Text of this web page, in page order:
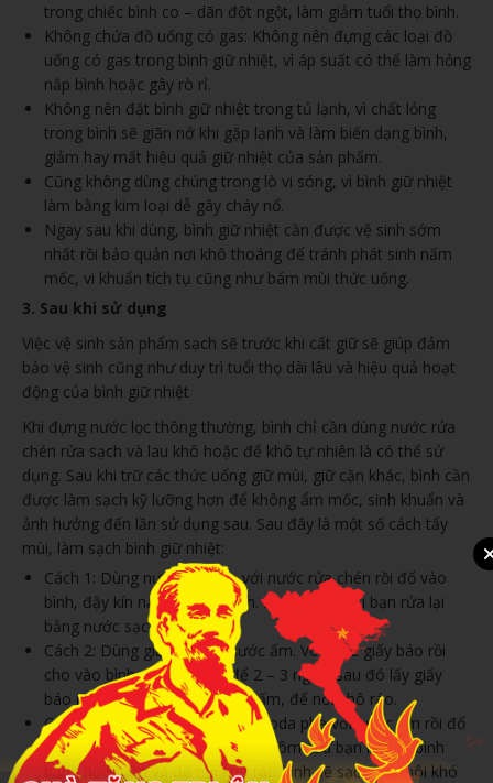
trong chiếc bình co – dãn đột ngột, làm giảm tuổi thọ bình.
Không chứa đồ uống có gas: Không nên đựng các loại đồ
uống có gas trong bình giữ nhiệt, vì áp suất có thể làm hỏng
nắp bình hoặc gây rò rỉ.
Không nên đặt bình giữ nhiệt trong tủ lạnh, vì chất lỏng
trong bình sẽ giãn nở khi gặp lạnh và làm biến dạng bình,
giảm hay mất hiệu quả giữ nhiệt của sản phẩm.
Cũng không dùng chúng trong lò vi sóng, vì bình giữ nhiệt
làm bằng kim loại dễ gây cháy nổ.
Ngay sau khi dùng, bình giữ nhiệt cần được vệ sinh sớm
nhất rồi bảo quản nơi khô thoáng để tránh phát sinh nấm
mốc, vi khuẩn tích tụ cũng như bám mùi thức uống.
3. Sau khi sử dụng
Việc vệ sinh sản phẩm sạch sẽ trước khi cất giữ sẽ giúp đảm
bảo vệ sinh cũng như duy trì tuổi thọ dài lâu và hiệu quả hoạt
động của bình giữ nhiệt
Khi đựng nước lọc thông thường, bình chỉ cần dùng nước rửa
chén rửa sạch và lau khô hoặc để khô tự nhiên là có thể sử
dụng. Sau khi trữ các thức uống giữ mùi, giữ cặn khác, bình cần
được làm sạch kỹ lưỡng hơn để không ẩm mốc, sinh khuẩn và
ảnh hưởng đến lần sử dụng sau. Sau đây là một số cách tẩy
mùi, làm sạch bình giữ nhiệt:
Cách 1: Dùng nước ấm pha với nước rửa chén rồi đổ vào
bình, đậy kín nắp để qua đêm. Sáng hôm sau bạn rửa lại
bằng nước sạch.
Cách 2: Dùng giấy báo và nước ấm. Vò nhàu giấy báo rồi
cho vào bình đậy kín nắp, để 2 – 3 ngày, sau đó lấy giấy
báo ra rửa lại bình bằng nước ấm, để nơi khô ráo.
Cách 3: Dùng 1 muỗng baking soda pha với nước ấm rồi đổ
vào bình đậy kín nắp qua đêm. Hôm sau bạn rửa lại bình
bằng nước ấm và để nơi khô ráo bình sẽ sạch mùi hôi khó